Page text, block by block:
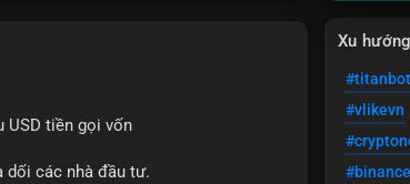
USD tiền gọi vốn
dối các nhà đầu tư.
Xu
#titanbot
#vlikevn